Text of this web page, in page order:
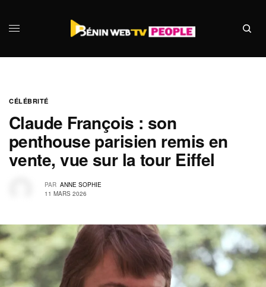
CÉLÉBRITÉ
Claude François : son
penthouse parisien remis en
vente, vue sur la tour Eiffel
PAR ANNE SOPHIE
11 MARS 2026